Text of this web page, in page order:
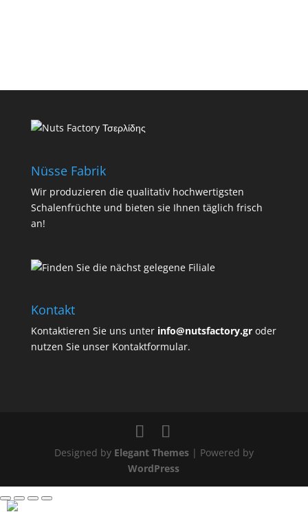
Nüsse Fabrik
Wir produzieren die qualitativ hochwertigsten
Schalenfrüchte und bieten sie Ihnen täglich frisch
an!
Kontakt
Kontaktieren Sie uns unter info@nutsfactory.groder
nutzen Sie unser Kontaktformular.
Designed by Elegant Themes| Powered by
WordPress